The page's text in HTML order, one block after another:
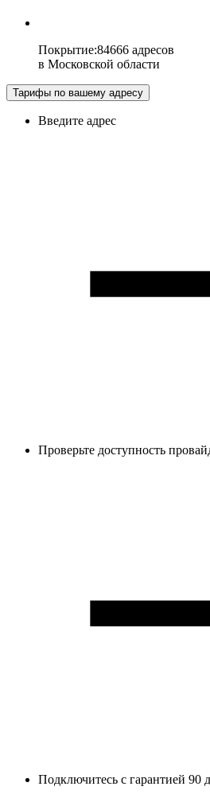
Покрытие:84666 адресов
в Московской области
Тарифы по вашему адресу
Введите адрес
Проверьте доступность
Подключитесь с гарантией 90